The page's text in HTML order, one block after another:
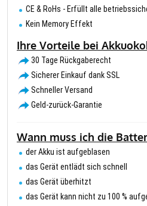
CE & RoHs - Erfüllt alle
Kein Memory Effekt
Ihre Vorteile bei
30 Tage Rückgaberecht
Sicherer Einkauf dank SSL
Schneller Versand
Geld-zurück-Garantie
Wann muss ich die
der Akku ist aufgeblasen
das Gerät entlädt sich schnell
das Gerät überhitzt
das Gerät kann nicht zu 100 %